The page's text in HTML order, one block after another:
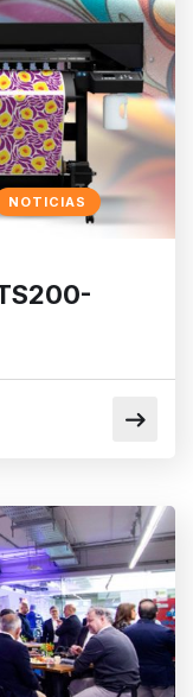
NOTICIAS